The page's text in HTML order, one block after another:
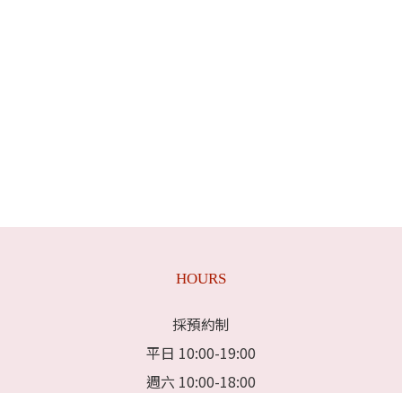
HOURS
採預約制
平日 10:00-19:00
週六 10:00-18:00